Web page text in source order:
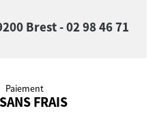
Brest - 02 98 46 71
Paiement
FRAIS